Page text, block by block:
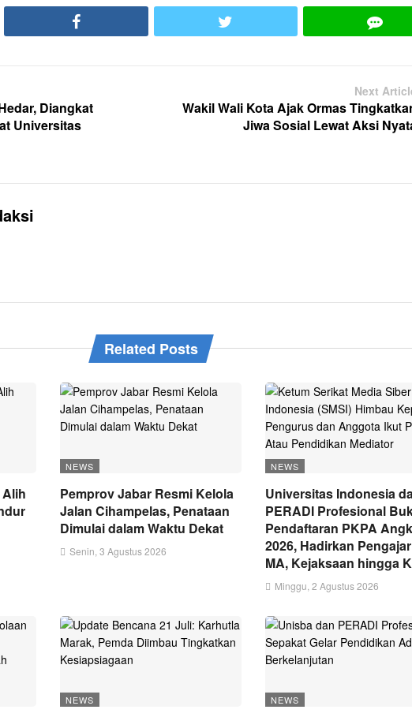
Diangkat
Universitas
Next
Wakil Wali Kota Ajak Ormas
Jiwa Sosial Lewat Aksi
Related Posts
Alih
NEWS
Pemprov Jabar Resmi Kelola
Jalan Cihampelas, Penataan
Dimulai dalam Waktu Dekat
Senin, 3 Agustus 2026
NEWS
Universitas Indonesia
PERADI Profesional
Pendaftaran PKPA
2026, Hadirkan
MA, Kejaksaan hingga
Minggu, 2 Agustus 2026
NEWS NEWS